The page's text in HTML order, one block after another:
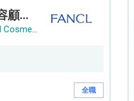
美容顧問 / 高級美容顧問 (Beauty Consultant / Senior Beauty Consultant)
FANCL (Fantastic Natural Cosmetics Limited)
全職